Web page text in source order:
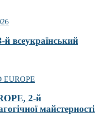
всеукраїнський
2-й
майстерності